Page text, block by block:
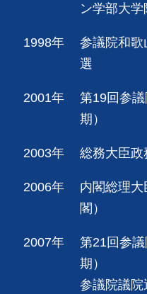
ン学部大学
1998年
参議院和歌
選
2001年
第19回参
期）
2003年 総務大臣政
2006年
内閣総理
閣）
2007年
第21回参
期）
参議院議